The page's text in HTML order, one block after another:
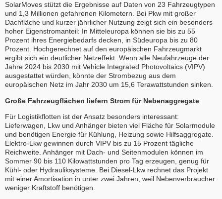
SolarMoves stützt die Ergebnisse auf Daten von 23 Fahrzeugtypen
und 1,3 Millionen gefahrenen Kilometern. Bei Pkw mit großer
Dachfläche und kurzer jährlicher Nutzung zeigt sich ein besonders
hoher Eigenstromanteil: In Mitteleuropa können sie bis zu 55
Prozent ihres Energiebedarfs decken, in Südeuropa bis zu 80
Prozent. Hochgerechnet auf den europäischen Fahrzeugmarkt
ergibt sich ein deutlicher Netzeffekt. Wenn alle Neufahrzeuge der
Jahre 2024 bis 2030 mit Vehicle Integrated Photovoltaics (VIPV)
ausgestattet würden, könnte der Strombezug aus dem
europäischen Netz im Jahr 2030 um 15,6 Terawattstunden sinken.
Große Fahrzeugflächen liefern Strom für Nebenaggregate
Für Logistikflotten ist der Ansatz besonders interessant:
Lieferwagen, Lkw und Anhänger bieten viel Fläche für Solarmodule
und benötigen Energie für Kühlung, Heizung sowie Hilfsaggregate.
Elektro-Lkw gewinnen durch VIPV bis zu 15 Prozent tägliche
Reichweite. Anhänger mit Dach- und Seitenmodulen können im
Sommer 90 bis 110 Kilowattstunden pro Tag erzeugen, genug für
Kühl- oder Hydrauliksysteme. Bei Diesel-Lkw rechnet das Projekt
mit einer Amortisation in unter zwei Jahren, weil Nebenverbraucher
weniger Kraftstoff benötigen.